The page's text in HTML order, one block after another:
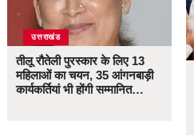
उत्तराखंड
तीलू रौतेली पुरस्कार के लिए 13
महिलाओं का चयन, 35 आंगनबाड़ी
कार्यकर्तियां भी होंगी सम्मानित…